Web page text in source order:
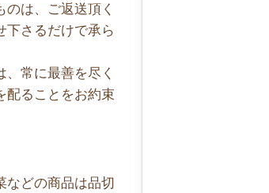
は、ご返送頂く
下さるだけで承ら
常に最善を尽く
配ることをお約束
などの商品は品切